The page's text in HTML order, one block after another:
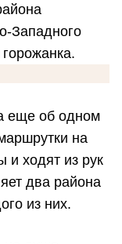
Западного
еще об одном
на
и ходят из рук
два района
из них.